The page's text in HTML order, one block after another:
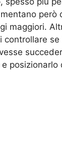
maggiori.